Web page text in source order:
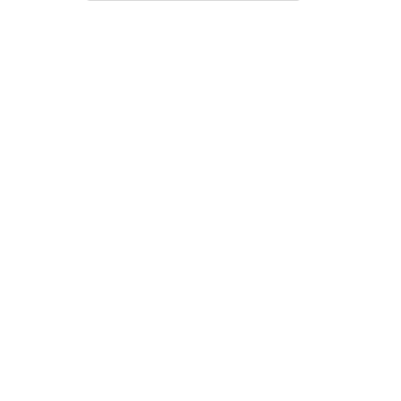
Creare un flusso